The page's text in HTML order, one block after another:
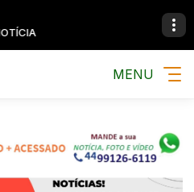
NOTÍCIA MÚSICA,
MENU